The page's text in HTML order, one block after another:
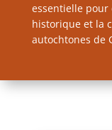
essentielle
historique et la
autochtones de